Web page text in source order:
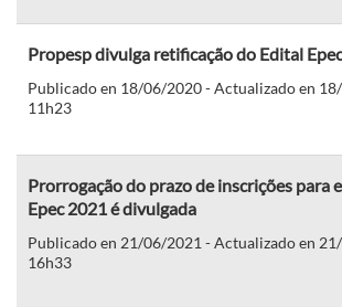
Propesp divulga retificação do Edital Epec
Publicado en 18/06/2020 - Actualizado en
11h23
Prorrogação do prazo de inscrições para
Epec 2021 é divulgada
Publicado en 21/06/2021 - Actualizado en
16h33